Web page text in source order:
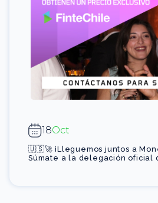
18Oct
🇺🇸🚀 ¡Lleguemos juntos a
Súmate a la delegación oficial